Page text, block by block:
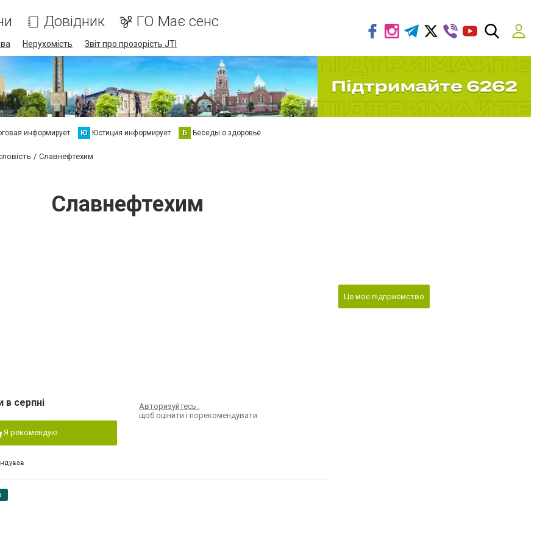
Довідник ГО Має сенс
Нерухомість Звіт про прозорість JTI
информирует Ю Юстиция информирует Б Беседы о здоровье
Славнефтехим
Славнефтехим
в серпні
Я рекомендую
Авторизуйтесь,
щоб оцінити і порекомендувати
Це моє підприємство